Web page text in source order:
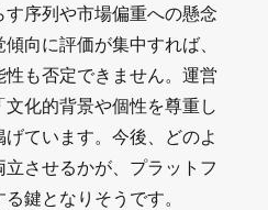
序列や市場偏重への懸念
向に評価が集中すれば、
も否定できません。運営
化的背景や個性を尊重し
ています。今後、どのよ
させるかが、プラットフ
鍵となりそうです。